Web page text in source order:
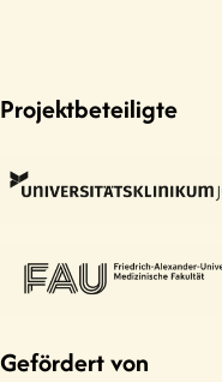
Projektbeteiligte
Gefördert von